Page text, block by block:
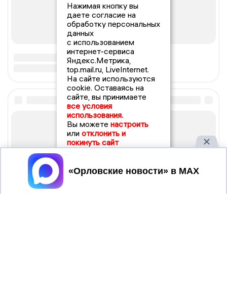
Нажимая кнопку вы
даете согласие на
обработку персональных
данных
с использованием
интернет-сервиса
Яндекс.Метрика,
top.mail.ru, LiveInternet.
На сайте используются
cookie. Оставаясь на
сайте, вы принимаете
все условия
использования.
Вы можете настроить
или отклонить и
покинуть сайт
Принять